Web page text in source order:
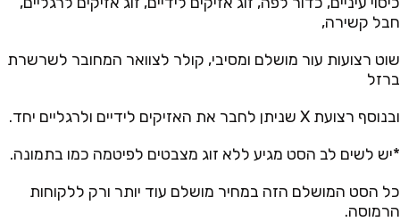
חבל קשירה,
שוט רצועות עור מושלם ומסיבי, קולר לצוואר המחובר לשרשרת
ברזל
ובנוסף רצועת X שניתן לחבר את האזיקים לידיים ולרגליים יחד.
*יש לשים לב הסט מגיע ללא זוג מצבטים לפיטמה כמו בתמונה.
כל הסט המושלם הזה במחיר מושלם עוד יותר ורק ללקוחות
הרמוסה.